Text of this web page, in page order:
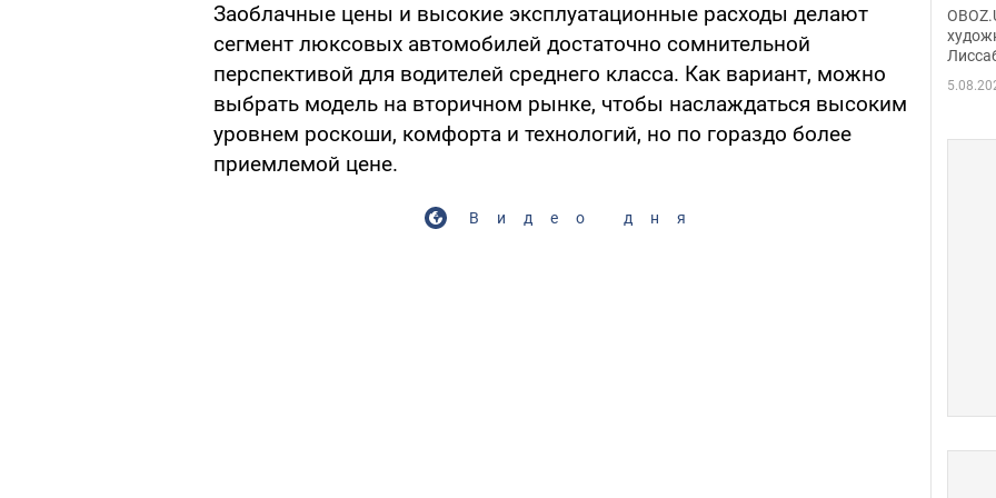
Заоблачные цены и высокие эксплуатационные расходы делают
сегмент люксовых автомобилей достаточно сомнительной
перспективой для водителей среднего класса. Как вариант, можно
выбрать модель на вторичном рынке, чтобы наслаждаться высоким
уровнем роскоши, комфорта и технологий, но по гораздо более
приемлемой цене.
Видео дня
сына